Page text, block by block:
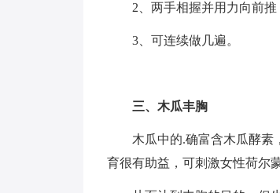
2、两手相握并用力向前推
3、可连续做几遍。
三、木瓜丰胸
木瓜中的.确富含木瓜酵素
育很有助益，可刺激女性荷尔